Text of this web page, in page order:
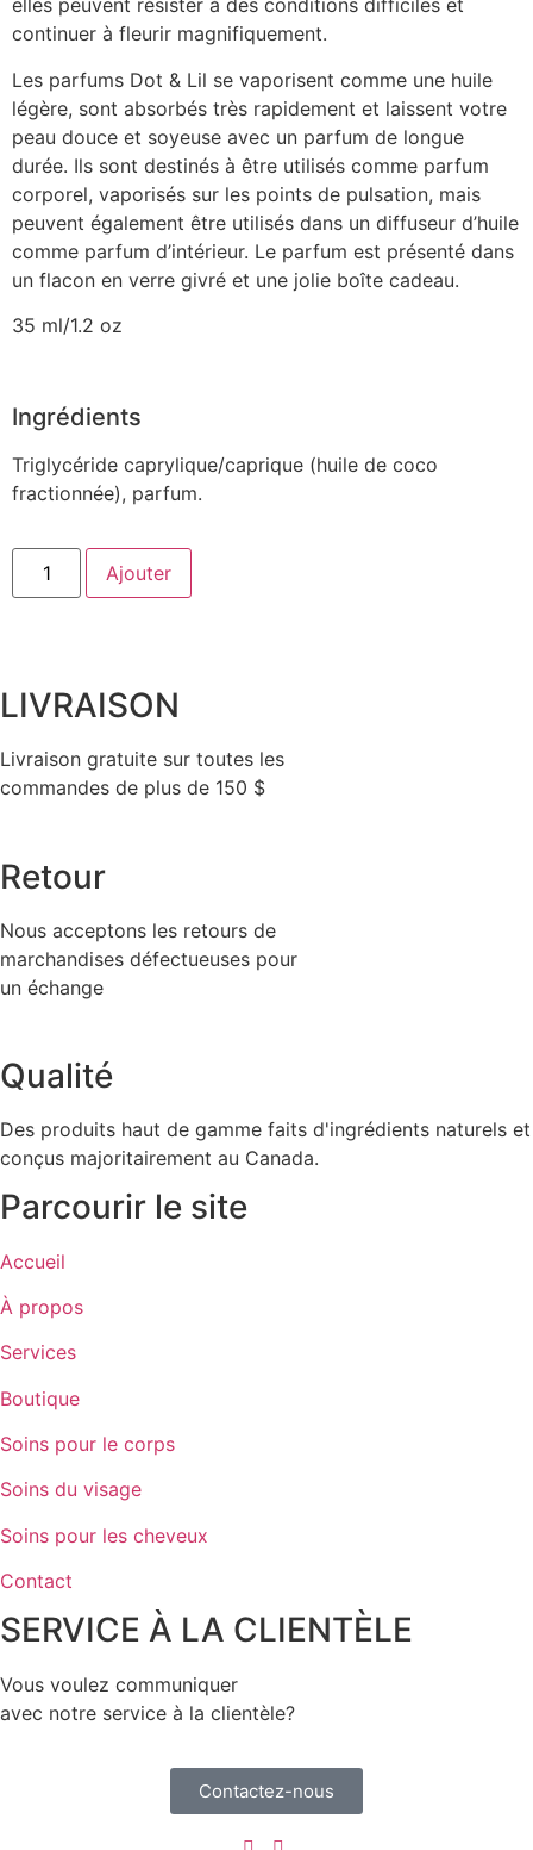
elles peuvent résister à des conditions difficiles et
continuer à fleurir magnifiquement.
Les parfums Dot & Lil se vaporisent comme une huile
légère, sont absorbés très rapidement et laissent votre
peau douce et soyeuse avec un parfum de longue
durée. Ils sont destinés à être utilisés comme parfum
corporel, vaporisés sur les points de pulsation, mais
peuvent également être utilisés dans un diffuseur d’huile
comme parfum d’intérieur. Le parfum est présenté dans
un flacon en verre givré et une jolie boîte cadeau.
35 ml/1.2 oz
Ingrédients
Triglycéride caprylique/caprique (huile de coco
fractionnée), parfum.
Ajouter
LIVRAISON
Livraison gratuite sur toutes les
commandes de plus de 150 $
Retour
Nous acceptons les retours de
marchandises défectueuses pour
un échange
Qualité
Des produits haut de gamme faits d'ingrédients naturels et
conçus majoritairement au Canada.
Parcourir le site
Accueil
À propos
Services
Boutique
Soins pour le corps
Soins du visage
Soins pour les cheveux
Contact
SERVICE À LA CLIENTÈLE
Vous voulez communiquer
avec notre service à la clientèle?
Contactez-nous